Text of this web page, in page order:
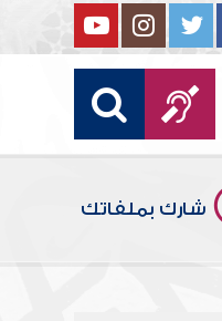
شارك بملفاتك